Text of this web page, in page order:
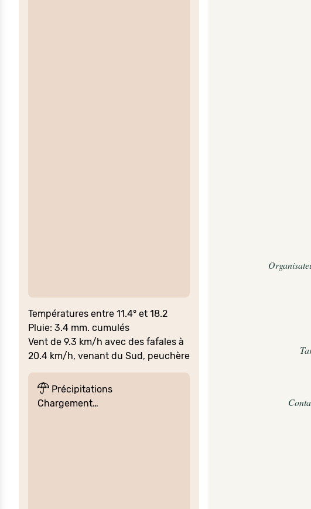
Températures entre 11.4° et 18.2
Pluie: 3.4 mm. cumulés
Vent de 9.3 km/h avec des fafales à
20.4 km/h, venant du Sud, peuchère
Précipitations
Chargement…